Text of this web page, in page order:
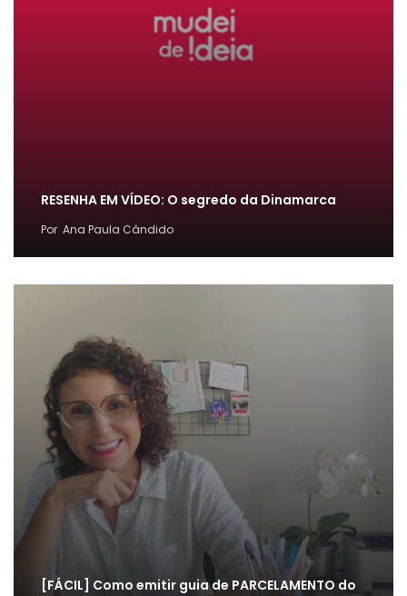
RESENHA EM VÍDEO: O segredo da Dinamarca
Por Ana Paula Cândido
[FÁCIL] Como emitir guia de PARCELAMENTO do